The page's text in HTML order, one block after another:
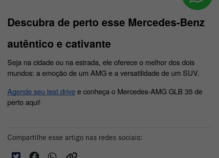
Descubra de perto esse Mercedes-Benz
autêntico e cativante
Seja na cidade ou na estrada, ele oferece o melhor dos dois
mundos: a emoção de um AMG e a versatilidade de um SUV.
Agende seu test drive e conheça o Mercedes-AMG GLB 35 de
perto aqui!
Compartilhe esse artigo nas redes sociais: